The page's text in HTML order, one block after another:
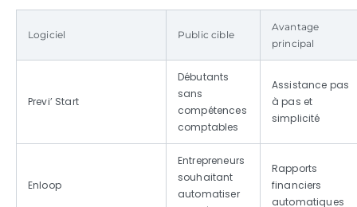
Logiciel Public cible
Avantage
principal
Previ’ Start
Débutants
sans
compétences
comptables
Assistance pas
à pas et
simplicité
Enloop
Entrepreneurs
souhaitant
automatiser
Rapports
financiers
automatiques